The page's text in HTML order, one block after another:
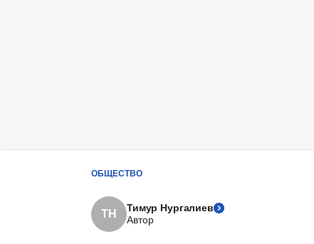
ОБЩЕСТВО
ТН
Тимур Нургалиев
Автор